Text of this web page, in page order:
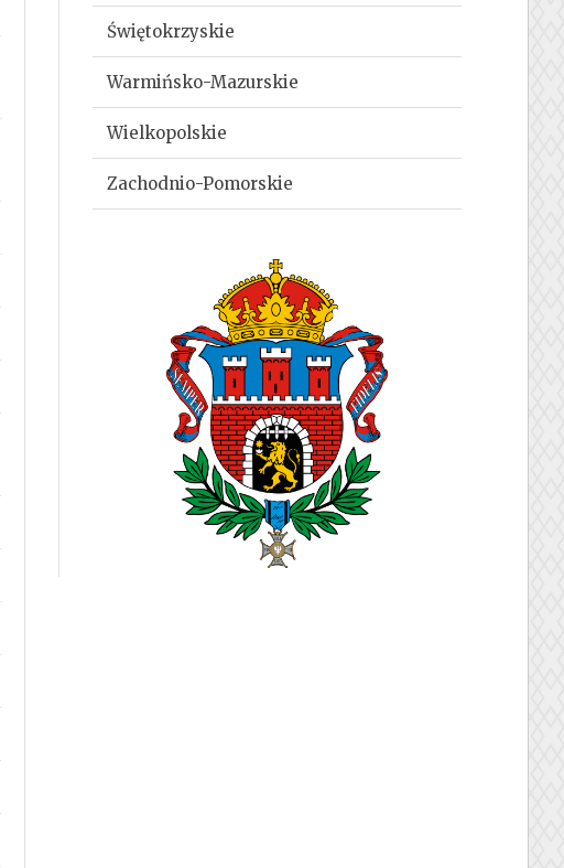
Świętokrzyskie
Warmińsko-Mazurskie
Wielkopolskie
Zachodnio-Pomorskie